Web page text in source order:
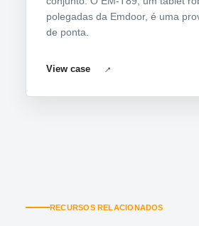
polegadas da Emdoor, é uma
de ponta.
View case
RECURSOS RELACIONADOS